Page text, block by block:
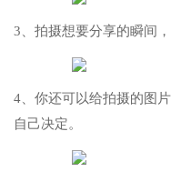
3、拍摄想要分享的瞬间
4、你还可以给拍摄的图
自己决定。